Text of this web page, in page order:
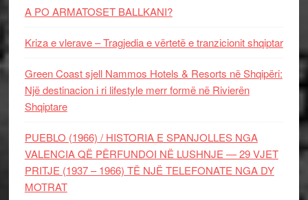
A PO ARMATOSET BALLKANI?
Kriza e vlerave – Tragjedia e vërtetë e tranzicionit shqiptar
Green Coast sjell Nammos Hotels & Resorts në Shqipëri:
Një destinacion i ri lifestyle merr formë në Rivierën
Shqiptare
PUEBLO (1966) / HISTORIA E SPANJOLLES NGA
VALENCIA QË PËRFUNDOI NË LUSHNJE — 29 VJET
PRITJE (1937 – 1966) TË NJË TELEFONATE NGA DY
MOTRAT